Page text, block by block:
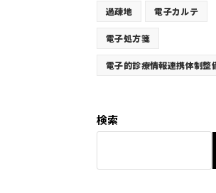
過疎地 電子カルテ
電子処方箋
電子的診療情報連携体制整
検索